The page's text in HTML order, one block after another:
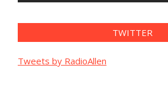
TWITTER
Tweets by RadioAllen